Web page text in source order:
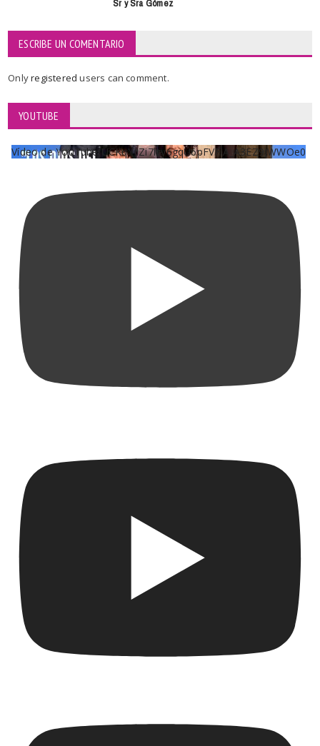
ESCRIBE UN COMENTARIO
Onlyregisteredusers can comment.
YOUTUBE
Vídeo de YouTube UCKqYjiZi7lzy6gqU6pFVFiA_A3EZ9JWWOe0